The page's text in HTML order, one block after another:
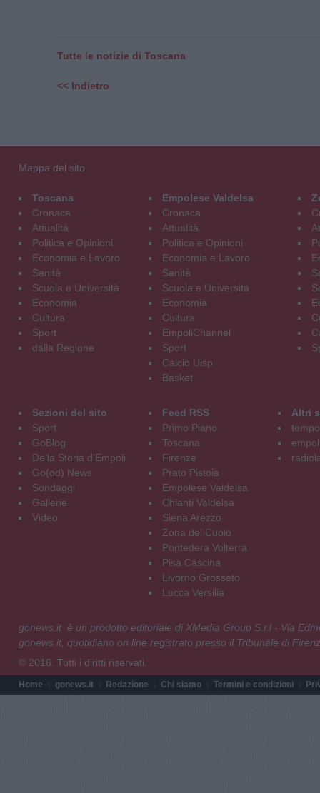
Tutte le notizie di Toscana
<< Indietro
Mappa del sito
Toscana
Cronaca
Attualità
Politica e Opinioni
Economia e Lavoro
Sanità
Scuola e Università
Economia
Cultura
Sport
dalla Regione
Empolese Valdelsa
Cronaca
Attualità
Politica e Opinioni
Economia e Lavoro
Sanità
Scuola e Università
Economia
Cultura
EmpoliChannel
Sport
Calcio Uisp
Basket
Sezioni del sito
Sport
GoBlog
Della Storia d'Empoli
Go(od) News
Sondaggi
Gallerie
Video
Feed RSS
Primo Piano
Toscana
Firenze
Prato Pistoia
Empolese Valdelsa
Chianti Valdelsa
Siena Arezzo
Zona del Cuoio
Pontedera Volterra
Pisa Cascina
Livorno Grosseto
Lucca Versilia
Altri
gonews.it è un prodotto editoriale di XMedia Group S.r.l - Via
gonews.it, quotidiano on line registrato presso il Tribunale di
© 2016. Tutti i diritti riservati.
Home gonews.it Redazione Chi siamo Termini e condizioni